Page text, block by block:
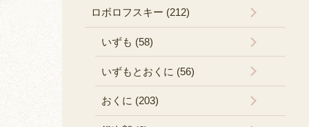
ロボロフスキー (212)
いずも (58)
いずもとおくに (56)
おくに (203)